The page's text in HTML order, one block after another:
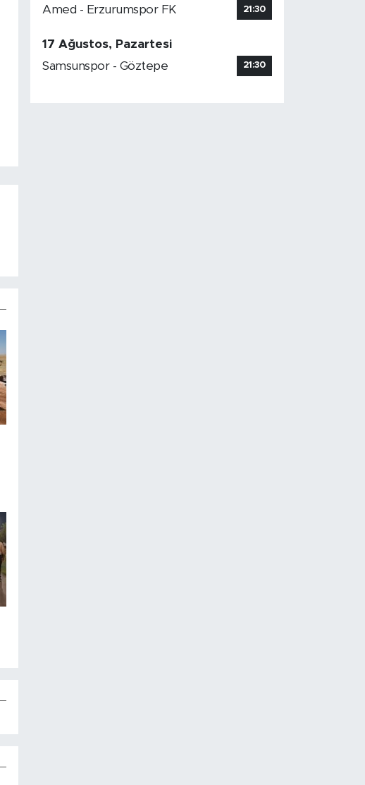
Amed - Erzurumspor FK 21:30
17 Ağustos, Pazartesi
Samsunspor - Göztepe
21:30